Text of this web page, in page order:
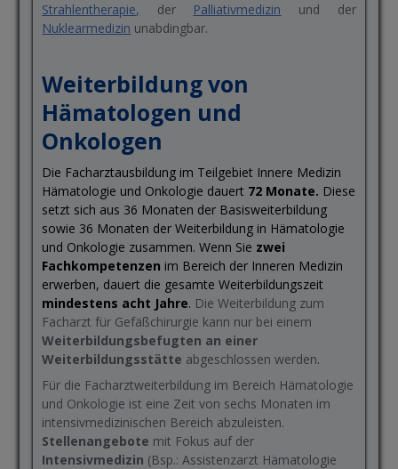
Strahlentherapie, der Palliativmedizin und der
Nuklearmedizin unabdingbar.
Weiterbildung von
Hämatologen und
Onkologen
Die Facharztausbildung im Teilgebiet Innere Medizin
Hämatologie und Onkologie dauert 72 Monate. Diese
setzt sich aus 36 Monaten der Basisweiterbildung
sowie 36 Monaten der Weiterbildung in Hämatologie
und Onkologie zusammen. Wenn Sie zwei
Fachkompetenzen im Bereich der Inneren Medizin
erwerben, dauert die gesamte Weiterbildungszeit
mindestens acht Jahre. Die Weiterbildung zum
Facharzt für Gefäßchirurgie kann nur bei einem
Weiterbildungsbefugten an einer
Weiterbildungsstätte abgeschlossen werden.
Für die Facharztweiterbildung im Bereich Hämatologie
und Onkologie ist eine Zeit von sechs Monaten im
intensivmedizinischen Bereich abzuleisten.
Stellenangebote mit Fokus auf der
Intensivmedizin (Bsp.: Assistenzarzt Hämatologie